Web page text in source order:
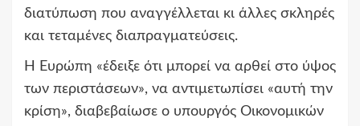
διατύπωση που αναγγέλλεται κι άλλες σκληρές
και τεταμένες διαπραγματεύσεις.
Η Ευρώπη «έδειξε ότι μπορεί να αρθεί στο ύψος
των περιστάσεων», να αντιμετωπίσει «αυτή την
κρίση», διαβεβαίωσε ο υπουργός Οικονομικών